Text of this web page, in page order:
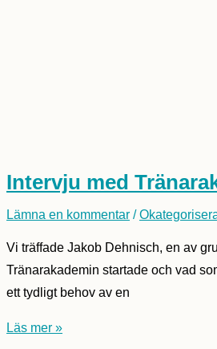
Intervju med
Lämna en kommentar /
Vi träffade Jakob Dehnisch, en av
Tränarakademin startade och vad
ett tydligt behov av en
Intervju
Läs mer »